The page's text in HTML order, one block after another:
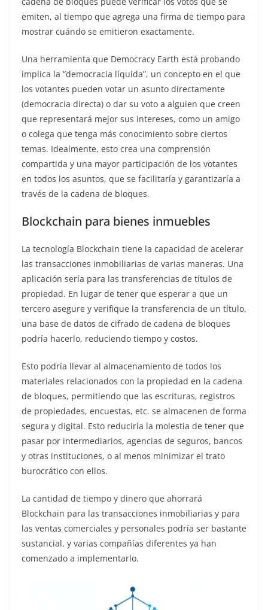
emiten, al tiempo que agrega una firma de tiempo para
mostrar cuándo se emitieron exactamente.
Una herramienta que Democracy Earth está probando
implica la “democracia líquida”, un concepto en el que
los votantes pueden votar un asunto directamente
(democracia directa) o dar su voto a alguien que creen
que representará mejor sus intereses, como un amigo
o colega que tenga más conocimiento sobre ciertos
temas. Idealmente, esto crea una comprensión
compartida y una mayor participación de los votantes
en todos los asuntos, que se facilitaría y garantizaría a
través de la cadena de bloques.
Blockchain para bienes inmuebles
La tecnología Blockchain tiene la capacidad de acelerar
las transacciones inmobiliarias de varias maneras. Una
aplicación sería para las transferencias de títulos de
propiedad. En lugar de tener que esperar a que un
tercero asegure y verifique la transferencia de un título,
una base de datos de cifrado de cadena de bloques
podría hacerlo, reduciendo tiempo y costos.
Esto podría llevar al almacenamiento de todos los
materiales relacionados con la propiedad en la cadena
de bloques, permitiendo que las escrituras, registros
de propiedades, encuestas, etc. se almacenen de forma
segura y digital. Esto reduciría la molestia de tener que
pasar por intermediarios, agencias de seguros, bancos
y otras instituciones, o al menos minimizar el trato
burocrático con ellos.
La cantidad de tiempo y dinero que ahorrará
Blockchain para las transacciones inmobiliarias y para
las ventas comerciales y personales podría ser bastante
sustancial, y varias compañías diferentes ya han
comenzado a implementarlo.